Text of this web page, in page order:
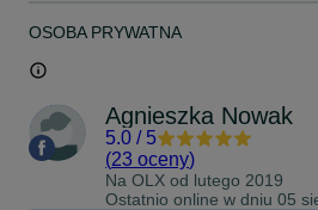
OSOBA PRYWATNA
Agnieszka Nowak
5.0 / 5
(23 oceny)
Na OLX od lutego 2019
Ostatnio online w dniu 05